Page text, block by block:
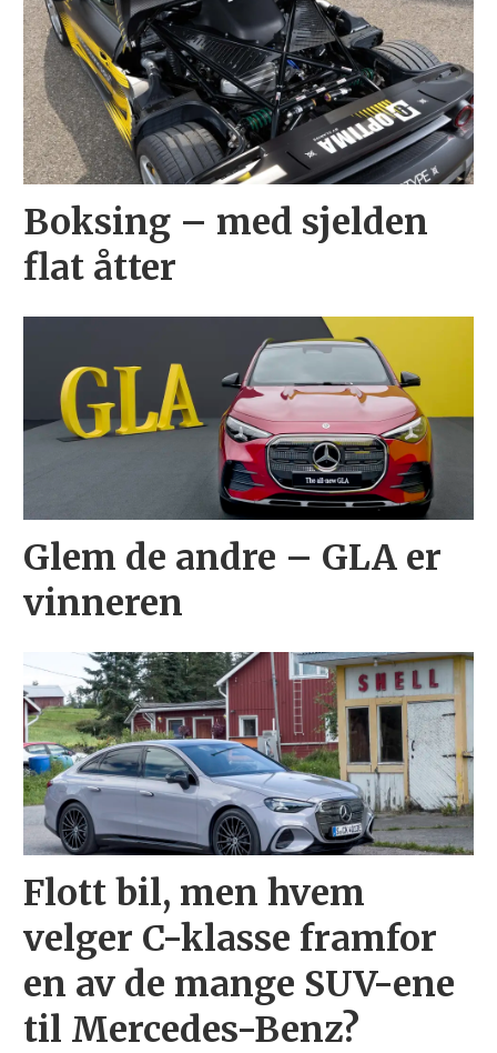
Boksing – med sjelden
flat åtter
Glem de andre – GLA er
vinneren
Flott bil, men hvem
velger C-klasse framfor
en av de mange SUV-ene
til Mercedes-Benz?